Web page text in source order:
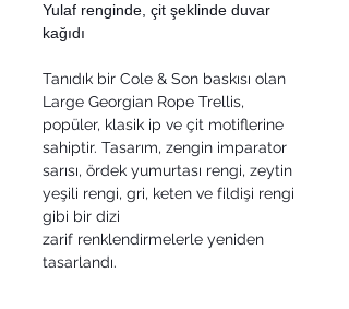
Yulaf renginde, çit şeklinde duvar
kağıdı
Tanıdık bir Cole & Son baskısı olan
Large Georgian Rope Trellis,
popüler, klasik ip ve çit motiflerine
sahiptir. Tasarım, zengin imparator
sarısı, ördek yumurtası rengi, zeytin
yeşili rengi, gri, keten ve fildişi rengi
gibi bir dizi
zarif renklendirmelerle yeniden
tasarlandı.